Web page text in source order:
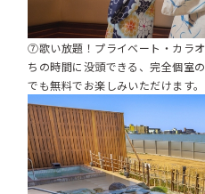
⑦歌い放題！プライベート・カラ
ちの時間に没頭できる、完全個室
でも無料でお楽しみいただけます。